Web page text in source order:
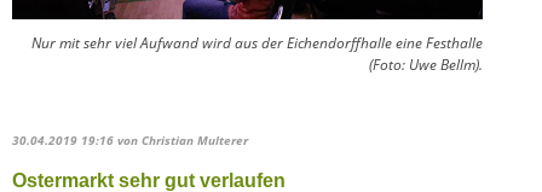
Nur mit sehr viel Aufwand wird aus der Eichendorffhalle eine Festhalle
(Foto: Uwe Bellm).
30.04.2019 19:16 von Christian Multerer
Ostermarkt sehr gut verlaufen